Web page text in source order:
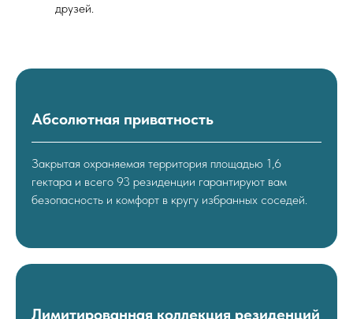
друзей.
Абсолютная приватность
Закрытая охраняемая территория площадью 1,6
гектара и всего 93 резиденции гарантируют вам
безопасность и комфорт в кругу избранных соседей.
Лимитированная коллекция резиденций